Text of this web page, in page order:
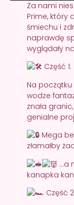
Za nami
Prime, który
śmiechu i
naprawdę
wyglądały
Część
Na
wodze
znała
genialne
Mega
złamałby
…a
kanapka
Część